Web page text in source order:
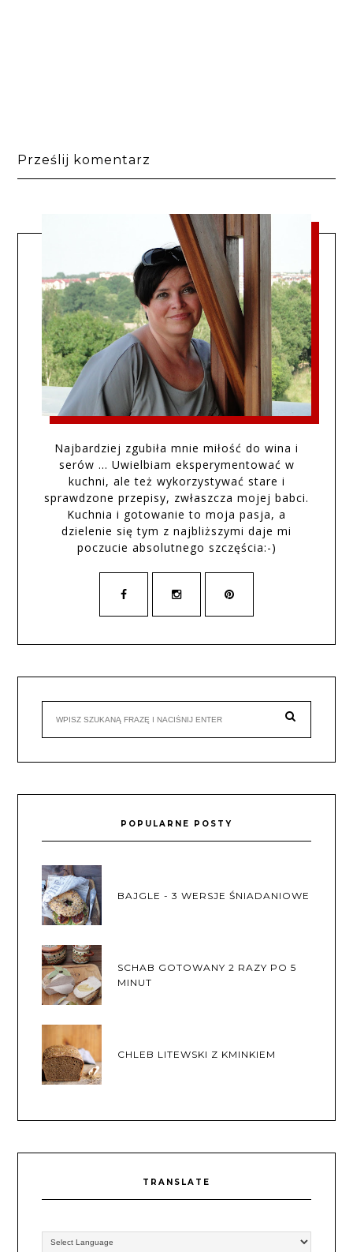
Prześlij komentarz
Najbardziej zgubiła mnie miłość do wina i
serów … Uwielbiam eksperymentować w
kuchni, ale też wykorzystywać stare i
sprawdzone przepisy, zwłaszcza mojej babci.
Kuchnia i gotowanie to moja pasja, a
dzielenie się tym z najbliższymi daje mi
poczucie absolutnego szczęścia:-)
POPULARNE POSTY
BAJGLE - 3 WERSJE ŚNIADANIOWE
SCHAB GOTOWANY 2 RAZY PO 5
MINUT
CHLEB LITEWSKI Z KMINKIEM
TRANSLATE